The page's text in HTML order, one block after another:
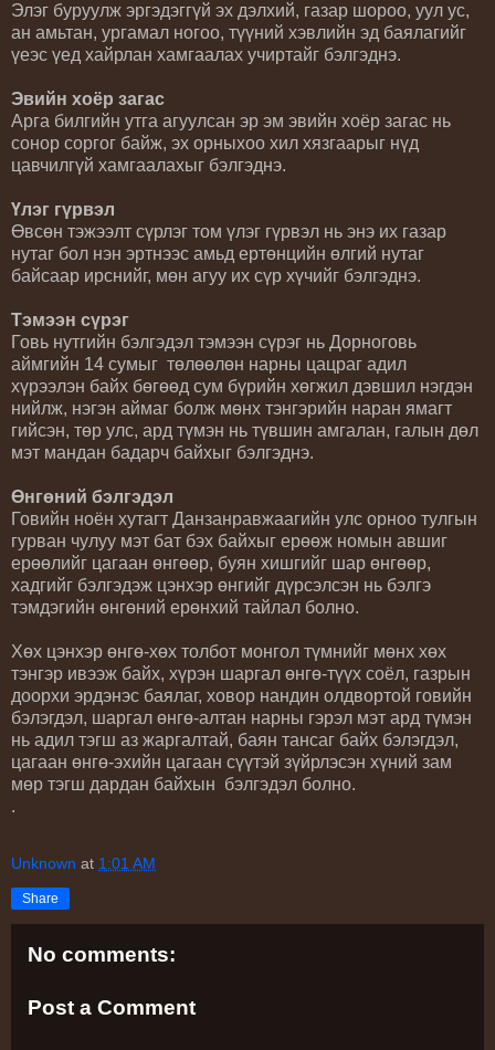
Элэг буруулж эргэдэггүй эх дэлхий, газар шороо, уул ус,
ан амьтан, ургамал ногоо, түүний хэвлийн эд баялагийг
үеэс үед хайрлан хамгаалах учиртайг бэлгэднэ.
Эвийн хоёр загас
Арга билгийн утга агуулсан эр эм эвийн хоёр загас нь
сонор соргог байж, эх орныхоо хил хязгаарыг нүд
цавчилгүй хамгаалахыг бэлгэднэ.
Үлэг гүрвэл
Өвсөн тэжээлт сүрлэг том үлэг гүрвэл нь энэ их газар
нутаг бол нэн эртнээс амьд ертөнцийн өлгий нутаг
байсаар ирснийг, мөн агуу их сүр хүчийг бэлгэднэ.
Тэмээн сүрэг
Говь нутгийн бэлгэдэл тэмээн сүрэг нь Дорноговь
аймгийн 14 сумыг төлөөлөн нарны цацраг адил
хүрээлэн байх бөгөөд сум бүрийн хөгжил дэвшил нэгдэн
нийлж, нэгэн аймаг болж мөнх тэнгэрийн наран ямагт
гийсэн, төр улс, ард түмэн нь түвшин амгалан, галын дөл
мэт мандан бадарч байхыг бэлгэднэ.
Өнгөний бэлгэдэл
Говийн ноён хутагт Данзанравжаагийн улс орноо тулгын
гурван чулуу мэт бат бэх байхыг ерөөж номын авшиг
ерөөлийг цагаан өнгөөр, буян хишгийг шар өнгөөр,
хадгийг бэлгэдэж цэнхэр өнгийг дүрсэлсэн нь бэлгэ
тэмдэгийн өнгөний ерөнхий тайлал болно.
Хөх цэнхэр өнгө-хөх толбот монгол түмнийг мөнх хөх
тэнгэр ивээж байх, хүрэн шаргал өнгө-түүх соёл, газрын
доорхи эрдэнэс баялаг, ховор нандин олдвортой говийн
бэлэгдэл, шаргал өнгө-алтан нарны гэрэл мэт ард түмэн
нь адил тэгш аз жаргалтай, баян тансаг байх бэлэгдэл,
цагаан өнгө-эхийн цагаан сүүтэй зүйрлэсэн хүний зам
мөр тэгш дардан байхын бэлгэдэл болно.
.
Unknown at 1:01 AM
Share
No comments:
Post a Comment